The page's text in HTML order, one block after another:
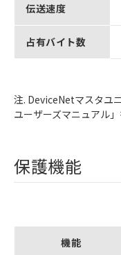
伝送速度
占有バイト数
注. DeviceNetマスタユ
ユーザーズマニュアル」
保護機能
機能